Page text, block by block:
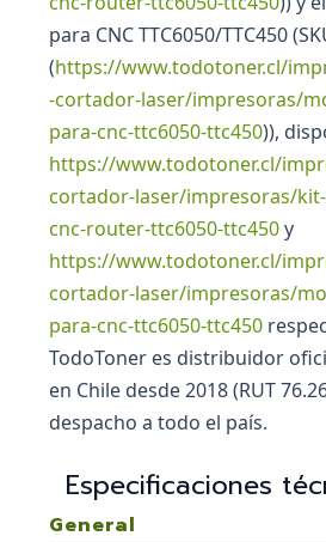
para CNC TTC6050/TTC450
(https://www.todotoner.cl/
-cortador-laser/impresoras/
para-cnc-ttc6050-ttc450)),
https://www.todotoner.cl/
cortador-laser/impresoras/
cnc-router-ttc6050-ttc450y
https://www.todotoner.cl/
cortador-laser/impresoras/
para-cnc-ttc6050-ttc450
TodoToner es distribuidor
en Chile desde 2018 (RUT
despacho a todo el país.
Especificaciones
General